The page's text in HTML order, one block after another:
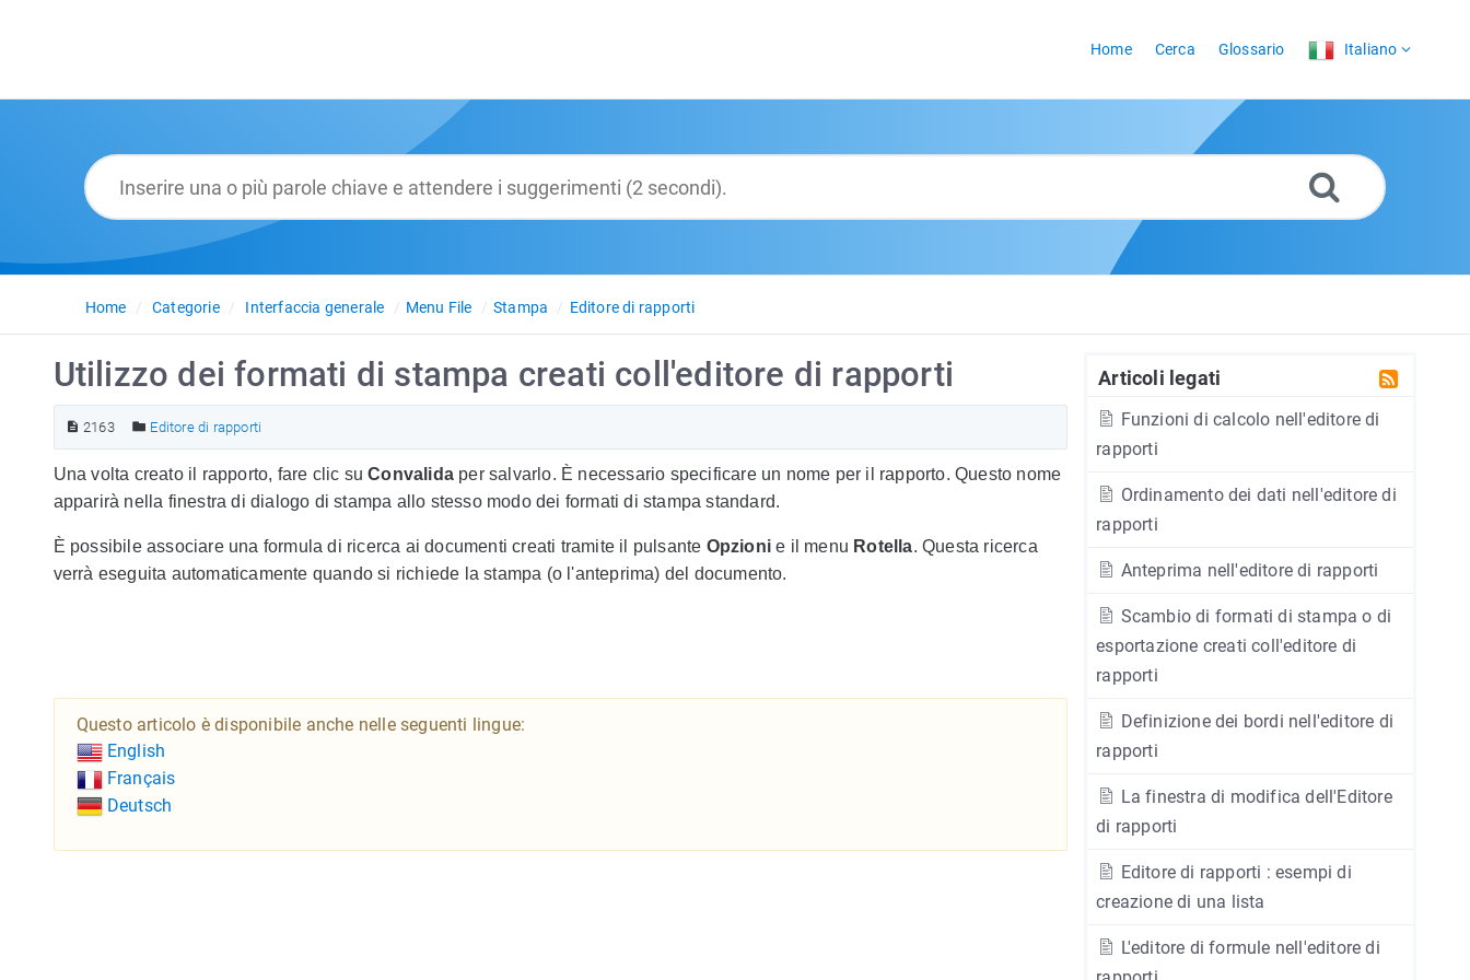
Home Cerca Glossario Italiano
Home Categorie Interfaccia generale Menu File Stampa Editore di rapporti
Articoli legati
Funzioni di calcolo nell'editore di
rapporti
Ordinamento dei dati nell'editore di
rapporti
Anteprima nell'editore di rapporti
Scambio di formati di stampa o di
esportazione creati coll'editore di
rapporti
Definizione dei bordi nell'editore di
rapporti
La finestra di modifica dell'Editore
di rapporti
Editore di rapporti : esempi di
creazione di una lista
L'editore di formule nell'editore di
Utilizzo dei formati di stampa creati coll'editore di rapporti
2163 Editore di rapporti
Una volta creato il rapporto, fare clic suConvalida per salvarlo. È necessario specificare un nome per il rapporto. Questo nome
apparirà nella finestra di dialogo di stampa allo stesso modo dei formati di stampa standard.
È possibile associare una formula di ricerca ai documenti creati tramite il pulsante Opzioni e il menu Rotella. Questa ricerca
verrà eseguita automaticamente quando si richiede la stampa (o l'anteprima) del documento.
Questo articolo è disponibile anche nelle seguenti lingue:
English
Français
Deutsch